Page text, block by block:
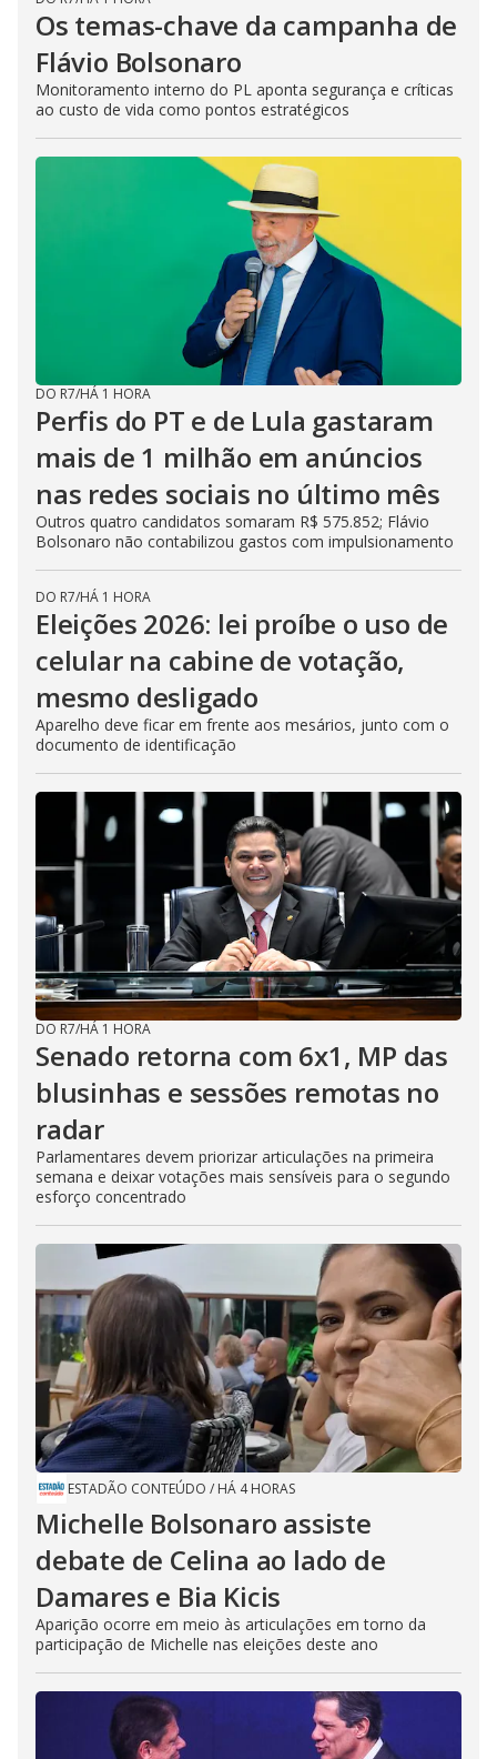
Os temas-chave da campanha de
Flávio Bolsonaro
Monitoramento interno do PL aponta segurança e críticas
ao custo de vida como pontos estratégicos
DO R7/HÁ 1 HORA
Perfis do PT e de Lula gastaram
mais de 1 milhão em anúncios
nas redes sociais no último mês
Outros quatro candidatos somaram R$ 575.852; Flávio
Bolsonaro não contabilizou gastos com impulsionamento
DO R7/HÁ 1 HORA
Eleições 2026: lei proíbe o uso de
celular na cabine de votação,
mesmo desligado
Aparelho deve ficar em frente aos mesários, junto com o
documento de identificação
DO R7/HÁ 1 HORA
Senado retorna com 6x1, MP das
blusinhas e sessões remotas no
radar
Parlamentares devem priorizar articulações na primeira
semana e deixar votações mais sensíveis para o segundo
esforço concentrado
ESTADÃO CONTEÚDO / HÁ 4 HORAS
Michelle Bolsonaro assiste
debate de Celina ao lado de
Damares e Bia Kicis
Aparição ocorre em meio às articulações em torno da
participação de Michelle nas eleições deste ano